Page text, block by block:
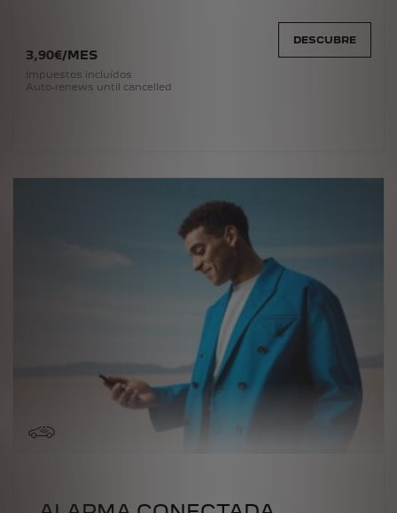
3,90€/MES
Impuestos incluídos
Auto-renews until cancelled
DESCUBRE